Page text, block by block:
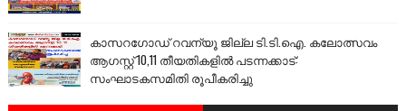
കാസറഗോഡ് റവന്യൂ ജില്ല ടി.ടി.ഐ. കലോത്സവം
ആഗസ്റ്റ് 10,11 തീയതികളിൽ പടന്നക്കാട്:
സംഘാടകസമിതി രൂപീകരിച്ചു